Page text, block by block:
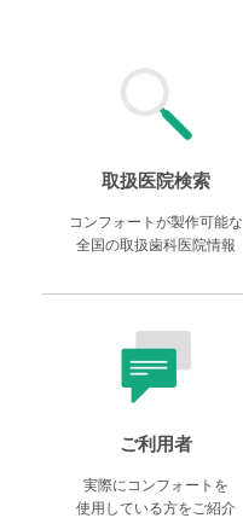
取扱医院検索
コンフォートが製作可能な
全国の取扱歯科医院情報
ご利用者
実際にコンフォートを
使用している方をご紹介